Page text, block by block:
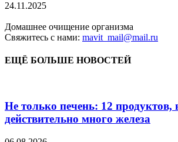
24.11.2025
Домашнее очищение организма
Свяжитесь с нами: mavit_mail@mail.ru
ЕЩЁ БОЛЬШЕ НОВОСТЕЙ
Не только печень: 12 продуктов,
действительно много железа